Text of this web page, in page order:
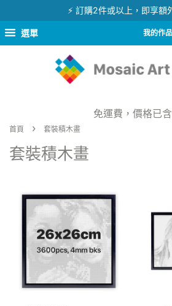
⚡ 訂購2件或以上，即享額
選單 我的作品
免運費，價格已
首頁 › 套裝積木畫
套裝積木畫